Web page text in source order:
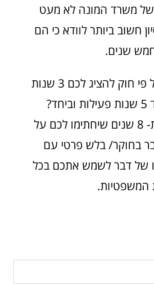
משרד המונה לא מעט
חשוב ביותר לוודא כי הם
שנים.
אדם שבחרתם חייב על פי חוק להציג לכם 3 שנות
התמחות ובו זמנית עוד 5 שנות פעילות וביחד?
לפחות 8 שנות פעילות- 8 שנים שיחתימו לכם על
בחוקר/ בלש פרטי עם
של דבר לשמש אתכם בכל
המשפטיות.